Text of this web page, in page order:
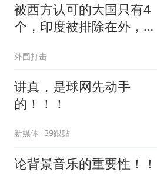
被西方认可的大国只有4
个，印度被排除在外，为
外围打击
讲真，是球网先动手
的！！！
新媒体 39跟贴
论背景音乐的重要性！！